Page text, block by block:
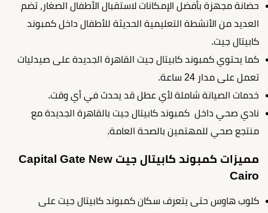
حضانة مجهزة بأفضل الإمكانات لاستقبال الأطفال الصغار، تضم
العديد من الأنشطة التعليمية الحديثة للأطفال داخل كمبوند
كابيتال جيت.
كما يحتوي كمبوند كابيتال جيت القاهرة الجديدة على صيدليات
تعمل على مدار 24 ساعة.
خدمات الصيانة شاملة لأي عطل قد يحدث في أي وقت.
نادي صحي داخل كمبوند كابيتال جيت بالقاهرة الجديدة مع
منتجع صحي للمهتمين بالصحة العامة.
مميزات كمبوند كابيتال جيت Capital Gate New
Cairo
كلوب هاوس حتى يتعرف سكان كمبوند كابيتال جيت على